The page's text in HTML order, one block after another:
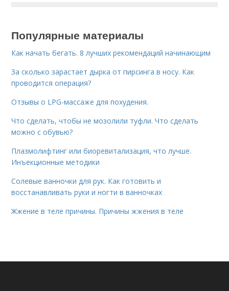
Популярные материалы
Как начать бегать. 8 лучших рекомендаций начинающим
За сколько зарастает дырка от пирсинга в носу. Как
проводится операция?
Отзывы о LPG-массаже для похудения.
Что сделать, чтобы не мозолили туфли. Что сделать
можно с обувью?
Плазмолифтинг или биоревитализация, что лучше.
Инъекционные методики
Солевые ванночки для рук. Как готовить и
восстанавливать руки и ногти в ванночках
Жжение в теле причины. Причины жжения в теле